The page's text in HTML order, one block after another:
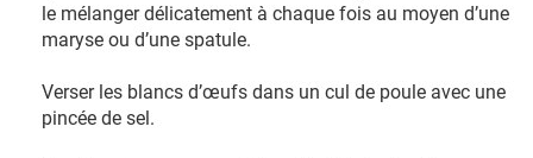
le mélanger délicatement à chaque fois au moyen d’une
maryse ou d’une spatule.
Verser les blancs d’œufs dans un cul de poule avec une
pincée de sel.